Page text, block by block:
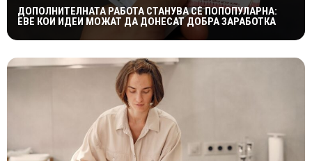
ДОПОЛНИТЕЛНАТА РАБОТА СТАНУВА СÈ ПОПОПУЛАРНА:
ЕВЕ КОИ ИДЕИ МОЖАТ ДА ДОНЕСАТ ДОБРА ЗАРАБОТКА